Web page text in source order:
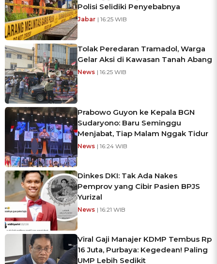
Polisi Selidiki Penyebabnya
Jabar | 16:25 WIB
Tolak Peredaran Tramadol, Warga
Gelar Aksi di Kawasan Tanah Abang
News | 16:25 WIB
Prabowo Guyon ke Kepala BGN
Sudaryono: Baru Seminggu
Menjabat, Tiap Malam Nggak Tidur
News | 16:24 WIB
Dinkes DKI: Tak Ada Nakes
Pemprov yang Cibir Pasien BPJS
Yurizal
News | 16:21 WIB
Viral Gaji Manajer KDMP Tembus Rp
16 Juta, Purbaya: Kegedean! Paling
UMP Lebih Sedikit